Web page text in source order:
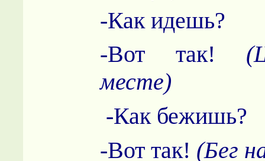
-Как идешь?
-Вот так!
месте)
-Как бежишь?
-Вот так! (Бег